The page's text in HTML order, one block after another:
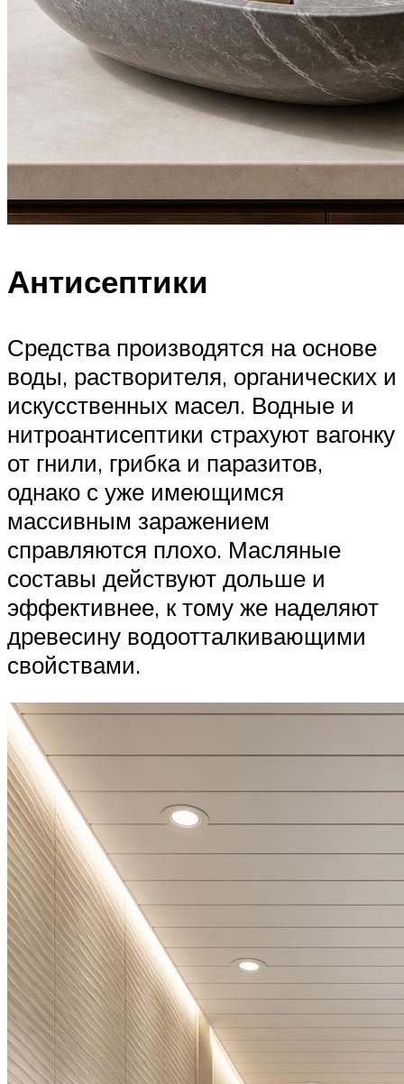
Антисептики
Средства производятся на основе
воды, растворителя, органических и
искусственных масел. Водные и
нитроантисептики страхуют вагонку
от гнили, грибка и паразитов,
однако с уже имеющимся
массивным заражением
справляются плохо. Масляные
составы действуют дольше и
эффективнее, к тому же наделяют
древесину водоотталкивающими
свойствами.